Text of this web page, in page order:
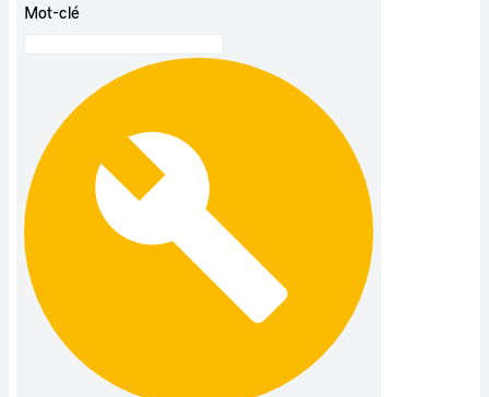
Mot-clé